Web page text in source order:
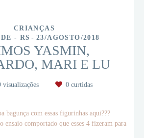
CRIANÇAS
- RS
23/AGOSTO/2018
YASMIN,
MARI E LU
visualizações 0 curtidas
bagunça com essas figurinhas aqui???
ensaio comportado que esses 4 fizeram para